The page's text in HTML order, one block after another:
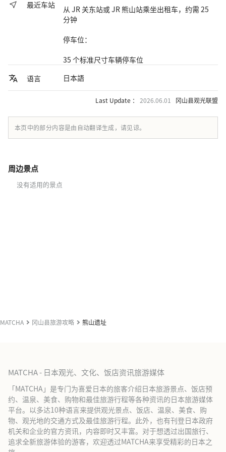
最近车站
从 JR 关东站或 JR 熊山站乘坐出租车，约需 25
分钟
停车位：
35 个标准尺寸车辆停车位
语言
日本語
Last Update ： 2026.06.01 冈山县观光联盟
本页中的部分内容是由自动翻译生成，请见谅。
周边景点
没有适用的景点
MATCHA 冈山县旅游攻略 熊山遗址
MATCHA - 日本观光、文化、饭店资讯旅游媒体
「MATCHA」是专门为喜爱日本的旅客介绍日本旅游景点、饭店预
约、温泉、美食、购物和最佳旅游行程等各种资讯的日本旅游媒体
平台。以多达10种语言来提供观光景点、饭店、温泉、美食、购
物、观光地的交通方式及最佳旅游行程。此外，也有刊登日本政府
机关和企业的官方资讯，内容即时又丰富。对于想透过出国旅行、
追求全新旅游体验的游客，欢迎透过MATCHA来享受精彩的日本之